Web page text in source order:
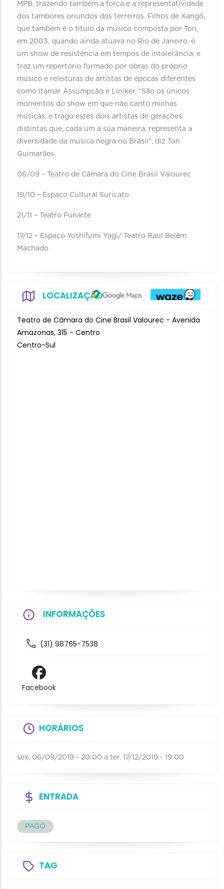
MPB, trazendo também a força e a representatividade
dos tambores oriundos dos terreiros. Filhos de Xangô,
que também é o título da músico composta por Ton,
em 2003, quando ainda atuava no Rio de Janeiro, é
um show de resistência em tempos de intolerância, e
traz um repertório formado por obras do próprio
músico e releituras de artistas de épocas diferentes
como Itamar Assumpção e Líniker. “São os únicos
momentos do show em que não canto minhas
músicas, e trago estes dois artistas de gerações
distintas que, cada um à sua maneira, representa a
diversidade da música negra no Brasil”, diz Ton
Guimarães.
06/09 – Teatro de Câmara do Cine Brasil Valourec
19/10 – Espaço Cultural Suricato
21/11 – Teatro Funarte
17/12 – Espaço Yoshifumi Yagi/ Teatro Raul Belém
Machado
LOCALIZAÇÃO
Teatro de Câmara do Cine Brasil Valourec - Avenida
Amazonas, 315 - Centro
Centro-Sul
INFORMAÇÕES
(31) 98765-7538
Facebook
HORÁRIOS
sex, 06/09/2019 - 20:00 a ter, 17/12/2019 - 19:00
ENTRADA
PAGO
TAG